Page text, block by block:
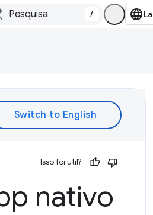
/
Isso foi útil?
nativo